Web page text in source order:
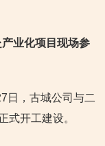
业化项目现场参
日，古城公司与二
式开工建设。